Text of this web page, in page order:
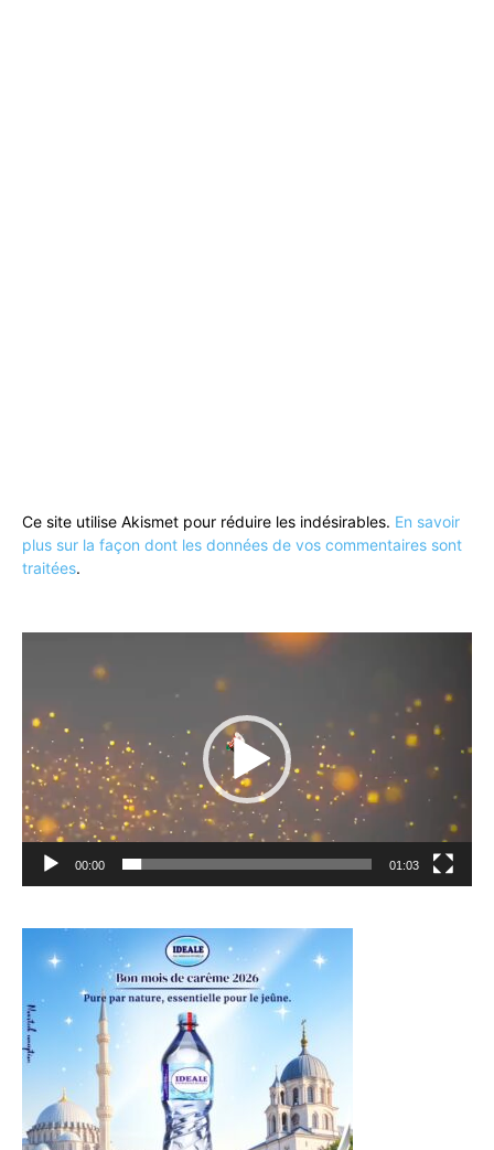
Ce site utilise Akismet pour réduire les indésirables. En savoir
plus sur la façon dont les données de vos commentaires sont
traitées.
00:00 01:03